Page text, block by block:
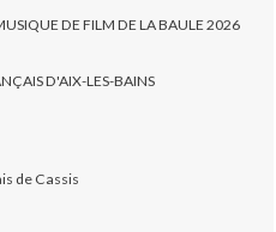
DE FILM DE LA BAULE 2026
D'AIX-LES-BAINS
de Cassis